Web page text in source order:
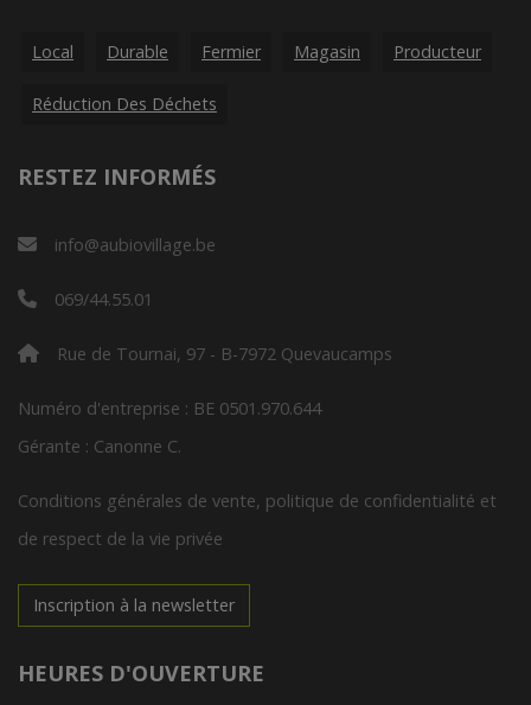
Local Durable Fermier Magasin Producteur
Réduction Des Déchets
RESTEZ INFORMÉS
info@aubiovillage.be
069/44.55.01
Rue de Tournai, 97 - B-7972 Quevaucamps
Numéro d'entreprise : BE 0501.970.644
Gérante : Canonne C.
Conditions générales de vente, politique de confidentialité et
de respect de la vie privée
Inscription à la newsletter
HEURES D'OUVERTURE